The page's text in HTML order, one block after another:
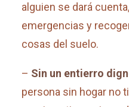
alguien se dará
emergencias y
cosas del suelo.
– Sin un entierro
persona sin hogar no